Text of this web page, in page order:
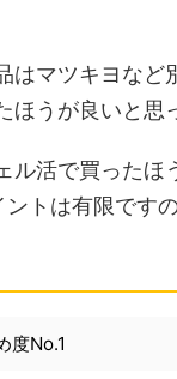
はマツキヨなど
ほうが良いと思
ル活で買ったほ
トは有限です
度No.1